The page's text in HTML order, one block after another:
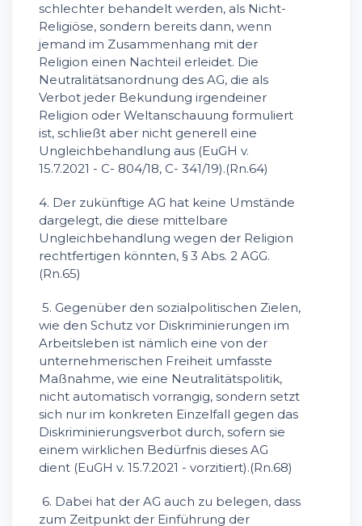
schlechter behandelt werden, als Nicht-
Religiöse, sondern bereits dann, wenn
jemand im Zusammenhang mit der
Religion einen Nachteil erleidet. Die
Neutralitätsanordnung des AG, die als
Verbot jeder Bekundung irgendeiner
Religion oder Weltanschauung formuliert
ist, schließt aber nicht generell eine
Ungleichbehandlung aus (EuGH v.
15.7.2021 - C- 804/18, C- 341/19).(Rn.64)
4. Der zukünftige AG hat keine Umstände
dargelegt, die diese mittelbare
Ungleichbehandlung wegen der Religion
rechtfertigen könnten, § 3 Abs. 2 AGG.
(Rn.65)
5. Gegenüber den sozialpolitischen Zielen,
wie den Schutz vor Diskriminierungen im
Arbeitsleben ist nämlich eine von der
unternehmerischen Freiheit umfasste
Maßnahme, wie eine Neutralitätspolitik,
nicht automatisch vorrangig, sondern setzt
sich nur im konkreten Einzelfall gegen das
Diskriminierungsverbot durch, sofern sie
einem wirklichen Bedürfnis dieses AG
dient (EuGH v. 15.7.2021 - vorzitiert).(Rn.68)
6. Dabei hat der AG auch zu belegen, dass
zum Zeitpunkt der Einführung der